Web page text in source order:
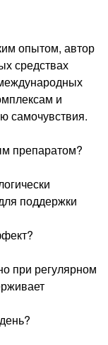
опытом, автор
средствах
и
самочувствия.
препаратом?
поддержки
при регулярном